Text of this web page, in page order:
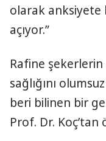
olarak anksiyete
açıyor.”
Rafine
sağlığını
beri bilinen bir
Prof. Dr. Koç’tan